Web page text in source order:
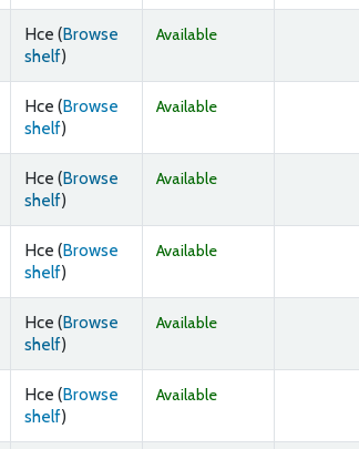
Hce (Browse
shelf(Opens below)
)
Available
Hce (Browse
shelf(Opens below)
)
Available
Hce (Browse
shelf(Opens below)
)
Available
Hce (Browse
shelf(Opens below)
)
Available
Hce (Browse
shelf(Opens below)
)
Available
Hce (Browse
shelf(Opens below)
)
Available